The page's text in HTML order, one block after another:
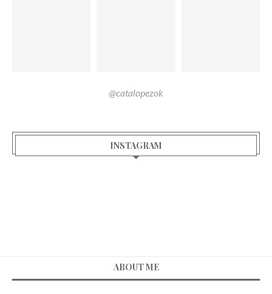
@catalopezok
INSTAGRAM
ABOUT ME